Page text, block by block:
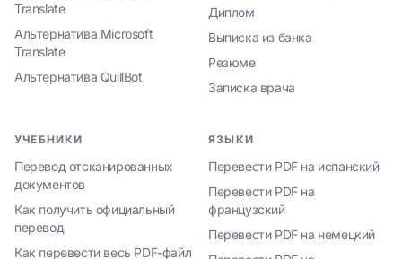
Translate
Альтернатива Microsoft
Translate
Альтернатива QuillBot
Диплом
Выписка из банка
Резюме
Записка врача
УЧЕБНИКИ
Перевод отсканированных
документов
Как получить официальный
перевод
Как перевести весь PDF-файл
ЯЗЫКИ
Перевести PDF на испанский
Перевести PDF на
французский
Перевести PDF на немецкий